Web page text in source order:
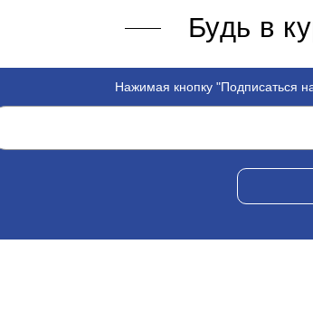
Будь в
Нажимая кнопку "Подписаться